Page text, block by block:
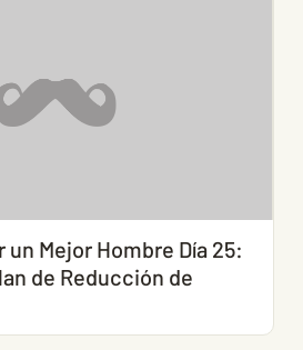
un Mejor Hombre Día 25:
de Reducción de